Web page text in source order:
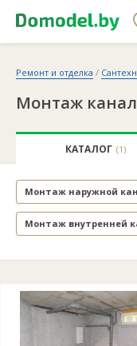
Ремонт и отделка /
Монтаж
КАТАЛОГ (1)
Монтаж наружной
Монтаж внутренней